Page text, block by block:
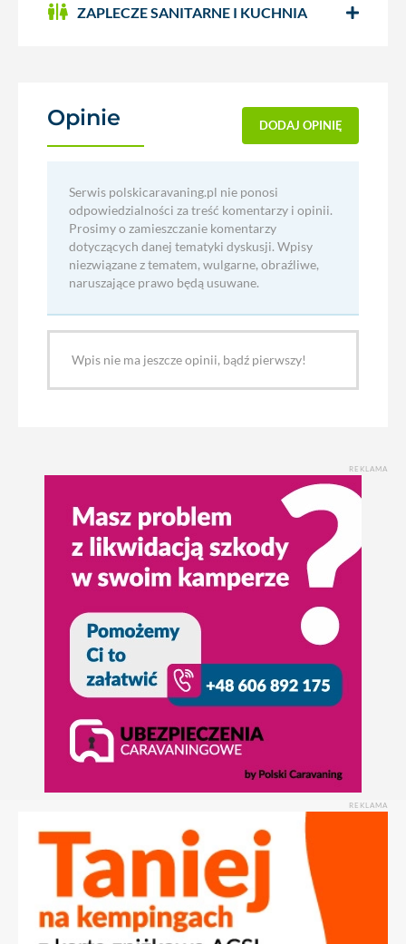
ZAPLECZE SANITARNE I KUCHNIA
Opinie DODAJ OPINIĘ
Serwis polskicaravaning.pl nie ponosi
odpowiedzialności za treść komentarzy i opinii.
Prosimy o zamieszczanie komentarzy
dotyczących danej tematyki dyskusji. Wpisy
niezwiązane z tematem, wulgarne, obraźliwe,
naruszające prawo będą usuwane.
Wpis nie ma jeszcze opinii, bądź pierwszy!
REKLAMA
REKLAMA